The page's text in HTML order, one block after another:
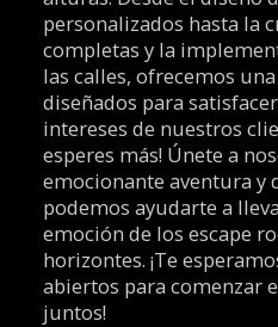
personalizados hasta la
completas y la
las calles, ofrecemos
diseñados para
intereses de nuestros
esperes más! Únete a
emocionante aventura y
podemos ayudarte a
emoción de los escape
horizontes. ¡Te
abiertos para comenzar
juntos!